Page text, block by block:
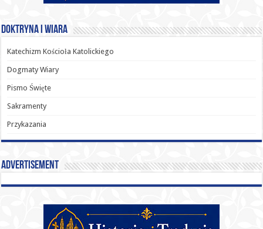
Doktryna i Wiara
Katechizm Kościoła Katolickiego
Dogmaty Wiary
Pismo Święte
Sakramenty
Przykazania
Advertisement